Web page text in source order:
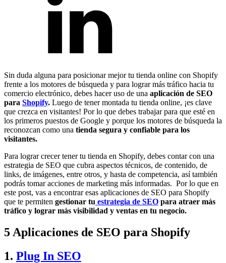
Sin duda alguna para posicionar mejor tu tienda online con Shopify
frente a los motores de búsqueda y para lograr más tráfico hacia tu
comercio electrónico, debes hacer uso de una aplicación de SEO
para Shopify. Luego de tener montada tu tienda online, ¡es clave
que crezca en visitantes! Por lo que debes trabajar para que esté en
los primeros puestos de Google y porque los motores de búsqueda la
reconozcan como una tienda segura y confiable para los
visitantes.
Para lograr crecer tener tu tienda en Shopify, debes contar con una
estrategia de SEO que cubra aspectos técnicos, de contenido, de
links, de imágenes, entre otros, y hasta de competencia, así también
podrás tomar acciones de marketing más informadas. Por lo que en
este post, vas a encontrar esas aplicaciones de SEO para Shopify
que te permiten gestionar tu estrategia de SEO para atraer más
tráfico y lograr más visibilidad y ventas en tu negocio.
5 Aplicaciones de SEO para Shopify
1. Plug In SEO